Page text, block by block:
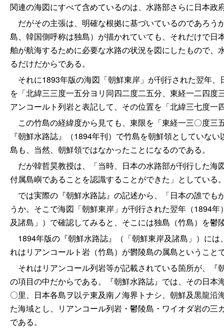
関連の海図にすべて含めているのは、水路部さらに日本
だがその主張は、明確な根拠に基づいているのであろう
島、韓国側呼称は独島）が描かれていても、それだけで
舶が航海するために必要な水路の状況を図にしたもので
るだけだからである。
それに1893年版の海図「朝鮮東岸」が刊行された翌年
を「北緯三三度一五分ヨリ同四二度二五分、東経一二四
アンコールト列岩と表記して、その位置を「北緯三七度
この竹島の経緯度から見ても、東限を「東経一三〇度三
『朝鮮水路誌』（1894年刊）で竹島を朝鮮領としていな
島も、当然、朝鮮領ではなかったことになるのである。
だが韓哲昊教授は、「当時、日本の水路部が刊行した海
付属島嶼であることを認識することができた」としている
では実際の『朝鮮水路誌』の記述から、「日本の誰でも
うか。そこで海図「朝鮮東岸」が刊行された翌年（1894
及諸島」）で確認してみると、そこには独島（竹島）を
1894年版の『朝鮮水路誌』（「朝鮮東岸及諸島」）に
れはリアンコールト岩（竹島）が欝陵島の属島ということ
それはリアンコール列岩等が記載されている箇所が、『
の項目の中だからである。『朝鮮水路誌』では、その日
〇里、日本各島ヲ以テ東及南ノ海界トナシ、朝鮮及黒龍
た海域とし、リアンコール列岩・鬱陵島・ワイオダ岩の
である。